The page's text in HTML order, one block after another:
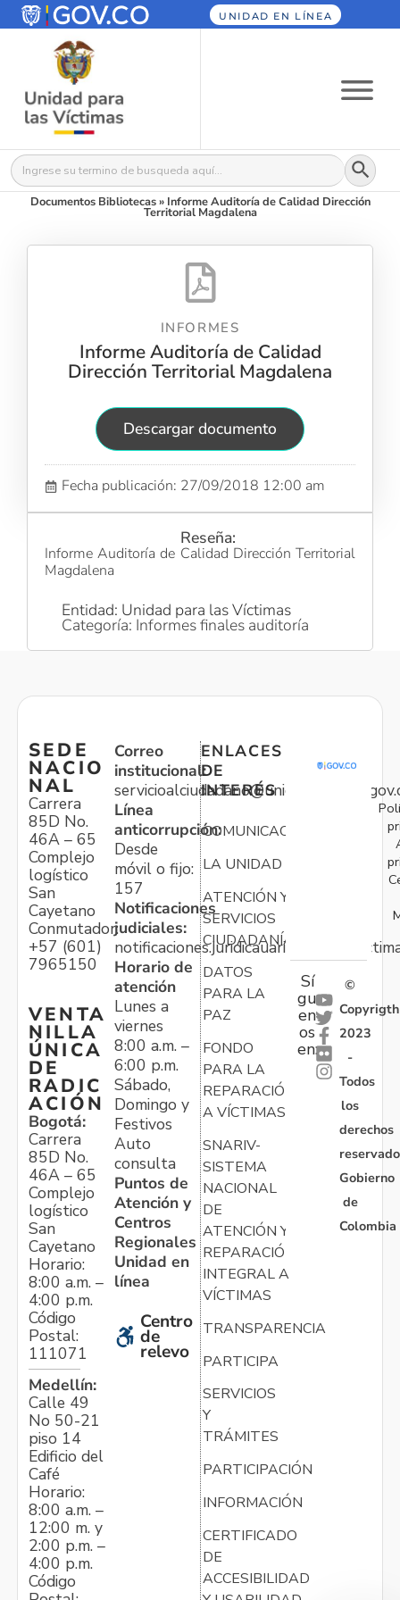
UNIDAD EN LÍNEA
Buscar: Botón
Documentos Bibliotecas» Informe Auditoría de Calidad Dirección
Territorial Magdalena
INFORMES
Informe Auditoría de Calidad
Dirección Territorial Magdalena
Descargar documento
Fecha publicación: 27/09/2018 12:00 am
Reseña:
Informe Auditoría de Calidad Dirección Territorial
Magdalena
Entidad: Unidad para las Víctimas
Categoría: Informes finales auditoría
SEDE
NACIO
NAL
Carrera
85D No.
46A – 65
Complejo
logístico
San
Cayetano
Conmutador:
+57 (601)
7965150
VENTA
NILLA
ÚNICA
DE
RADIC
ACIÓN
Bogotá:
Carrera
85D No.
46A – 65
Complejo
logístico
San
Cayetano
Horario:
8:00 a.m. –
4:00 p.m.
Código
Postal:
111071
Medellín:
Calle 49
No 50-21
piso 14
Edificio del
Café
Horario:
8:00 a.m. –
12:00 m. y
2:00 p.m. –
4:00 p.m.
Código
Correo
institucional:
Línea
anticorrupción:
Desde
móvil o fijo:
157
Notificaciones
judiciales:
Horario de
atención
Lunes a
viernes
8:00 a.m. –
6:00 p.m.
Sábado,
Domingo y
Festivos
Auto
consulta
Puntos de
Atención y
Centros
Regionales
Unidad en
línea
Centro
de
relevo
ENLACES
DE
INTERÉS
COMUNICACIONES
LA UNIDAD
ATENCIÓN Y
SERVICIOS
CIUDADANÍA
DATOS
PARA LA
PAZ
FONDO
PARA LA
REPARACIÓN
A VÍCTIMAS
SNARIV-
SISTEMA
NACIONAL
DE
ATENCIÓN Y
REPARACIÓN
INTEGRAL A
VÍCTIMAS
TRANSPARENCIA
PARTICIPA
SERVICIOS
Y
TRÁMITES
PARTICIPACIÓN
INFORMACIÓN
CERTIFICADO
DE
ACCESIBILIDAD
Sí
gu
en
os
en:
©
Copyrigth
2023
-
Todos
los
derechos
Gobierno
de
Colombia